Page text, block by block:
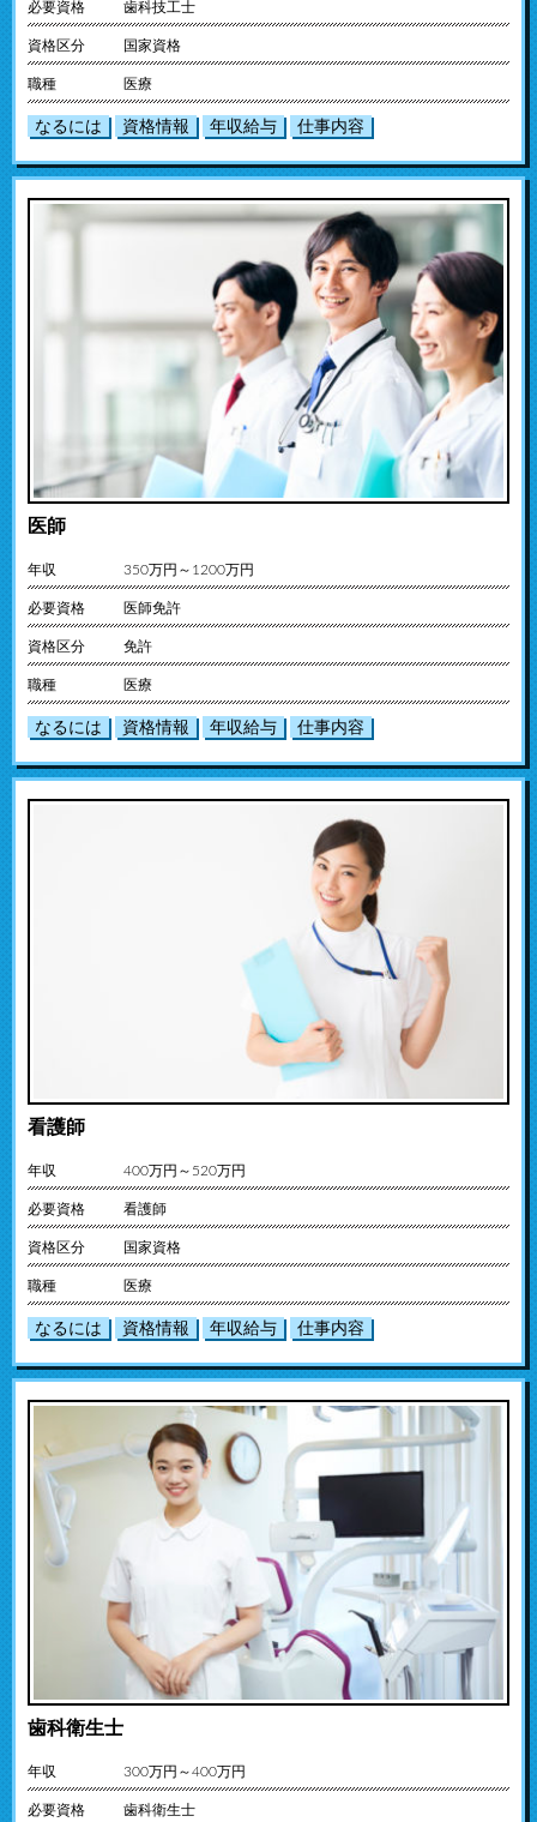
必要資格 歯科技工士
資格区分 国家資格
職種 医療
なるには 資格情報 年収給与 仕事内容
医師
年収 350万円～1200万円
必要資格 医師免許
資格区分 免許
職種 医療
なるには 資格情報 年収給与 仕事内容
看護師
年収 400万円～520万円
必要資格 看護師
資格区分 国家資格
職種 医療
なるには 資格情報 年収給与 仕事内容
歯科衛生士
年収 300万円～400万円
必要資格 歯科衛生士